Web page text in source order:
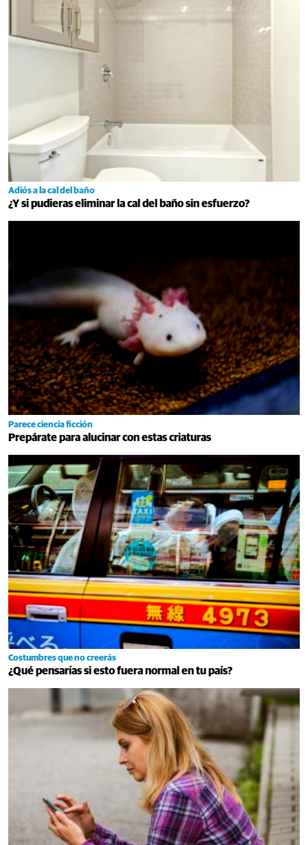
Adiós a la cal del baño
¿Y si pudieras eliminar la cal del baño sin esfuerzo?
Parece ciencia ficción
Prepárate para alucinar con estas criaturas
Costumbres que no creerás
¿Qué pensarías si esto fuera normal en tu país?